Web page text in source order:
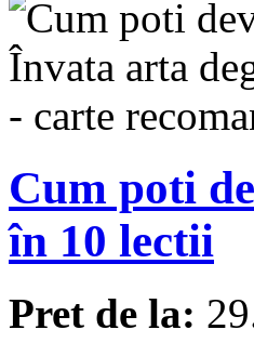
Cum poti
în 10 lectii
Pret de la: